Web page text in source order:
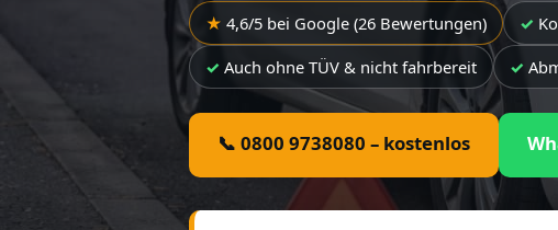
4,6/5 bei Google (26 Bewertungen)
Auch ohne TÜV & nicht fahrbereit
📞 0800 9738080 – kostenlos